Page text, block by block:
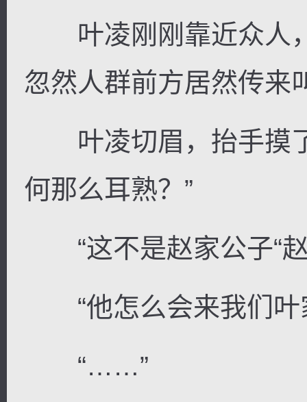
叶凌刚刚靠近众人
忽然人群前方居然传来
叶凌切眉，抬手摸了
何那么耳熟？”
“这不是赵家公子“赵
“他怎么会来我们叶
“……”